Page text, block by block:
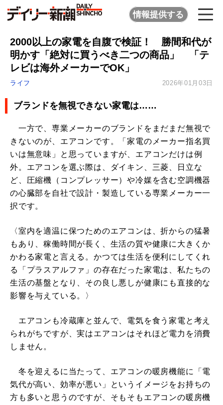
情報提供する
2000以上の家電を自腹で検証！ 勝間和代が
明かす「絶対に買うべき二つの商品」 「テ
レビは海外メーカーでOK」
ライフ 2026年01月03日
ブランドを無視できない家電は……
一方で、専業メーカーのブランドをまだまだ無視で
きないのが、エアコンです。「家電のメーカー指名買
いは無意味」と思っていますが、エアコンだけは例
外。エアコンを選ぶ際は、ダイキン、三菱、日立な
ど、圧縮機（コンプレッサー）や冷媒を含む空調機器
の心臓部を自社で設計・製造している専業メーカー一
択です。
〈室内を適温に保つためのエアコンは、折からの猛暑
もあり、稼働時間が長く、生活の質や健康に大きくか
かわる家電と言える。かつては生活を便利にしてくれ
る「プラスアルファ」の存在だった家電は、私たちの
生活の基盤となり、その良し悪しが健康にも直接的な
影響を与えている。〉
エアコンも冷蔵庫と並んで、電気を食う家電と考え
られがちですが、実はエアコンはそれほど電力を消費
しません。
冬を迎えるに当たって、エアコンの暖房機能に「電
気代が高い、効率が悪い」というイメージをお持ちの
方も多いと思うのですが、そもそもエアコンの暖房機